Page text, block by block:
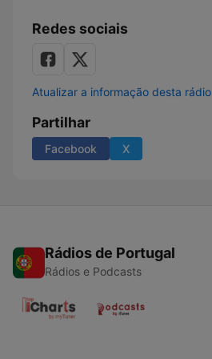
Redes sociais
Atualizar a informação desta rádio
Partilhar
Facebook X
Rádios de Portugal
Rádios e Podcasts